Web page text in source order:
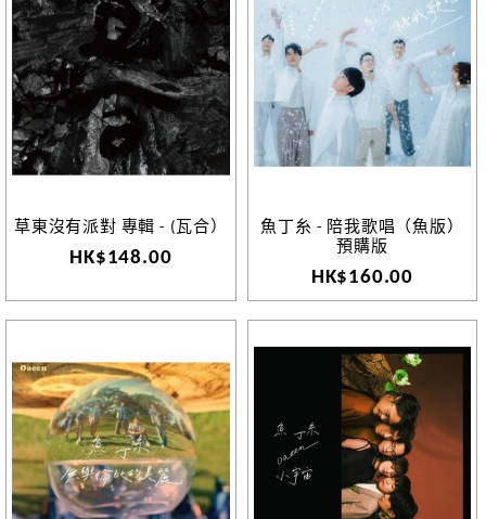
草東沒有派對 專輯 - (瓦合）
HK$148.00
魚丁糸 - 陪我歌唱（魚版）
預購版
HK$160.00